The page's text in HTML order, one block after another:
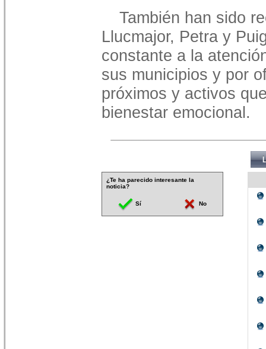
También han sido
Llucmajor, Petra y
constante a la
sus municipios y por
próximos y activos
bienestar emocional.
¿Te ha parecido interesante la
noticia?
Sí No